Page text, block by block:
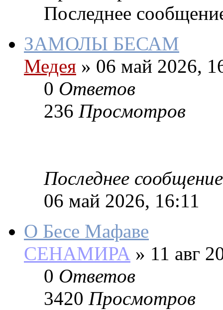
Последнее
ЗАМОЛЫ БЕСАМ
Медея » 06 май 2026,
0 Ответов
236 Просмотров
Последнее сообщение
06 май 2026, 16:11
О Бесе Мафаве
СЕНАМИРА » 11 авг
0 Ответов
3420 Просмотров